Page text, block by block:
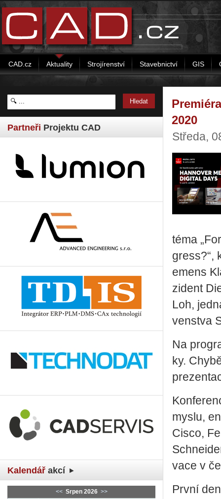
CAD.cz Aktuality Strojírenství Stavebnictví GIS
Partneři Projektu CAD
Kalendář akcí
<< Srpen 2026 >>
2020
Středa,
téma
gress?“,
e­mens
zi­dent
Loh,
ven­stva
Na
ky.
mys­lu,
Cisco,
va­ce v
První